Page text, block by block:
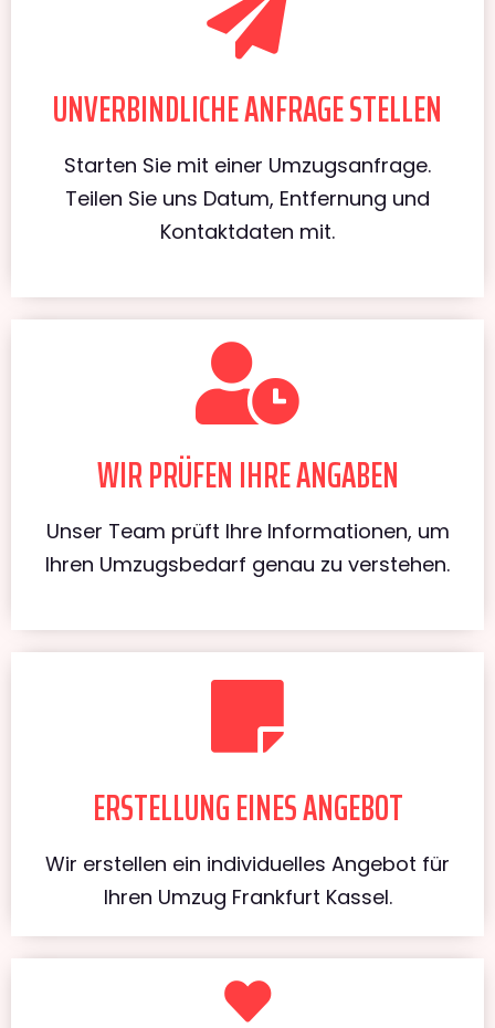
UNVERBINDLICHE ANFRAGE STELLEN
Starten Sie mit einer Umzugsanfrage.
Teilen Sie uns Datum, Entfernung und
Kontaktdaten mit.
WIR PRÜFEN IHRE ANGABEN
Unser Team prüft Ihre Informationen, um
Ihren Umzugsbedarf genau zu verstehen.
ERSTELLUNG EINES ANGEBOT
Wir erstellen ein individuelles Angebot für
Ihren Umzug Frankfurt Kassel.